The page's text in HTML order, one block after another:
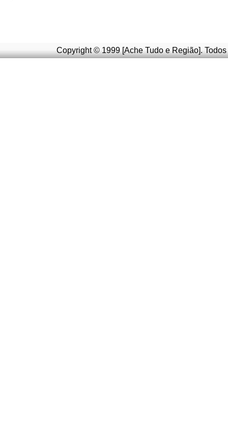
Copyright © 1999 [Ache Tudo e Região].